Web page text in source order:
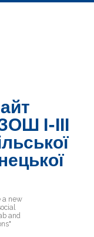
І-ІІІ
a new
and